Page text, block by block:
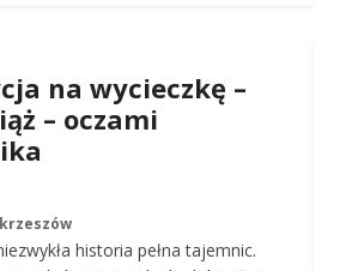
na wycieczkę –
– oczami
historia pełna tajemnic.